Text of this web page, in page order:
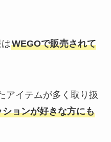
WEGOで販売されて
アイテムが多く取り扱
ョンが好きな方にも